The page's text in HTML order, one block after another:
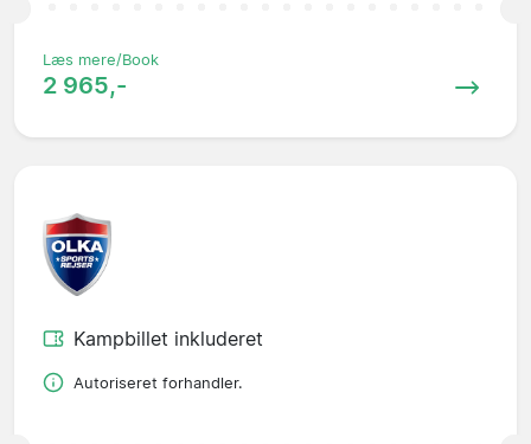
Læs mere/Book
2 965,-
Kampbillet inkluderet
Autoriseret forhandler.